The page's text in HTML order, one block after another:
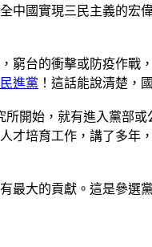
國實現三民主義的宏
台的衝擊或防疫作戰
民進黨 ！這話能說清楚，
開始，就有進入黨部
培育工作，講了多年
最大的貢獻。這是參選